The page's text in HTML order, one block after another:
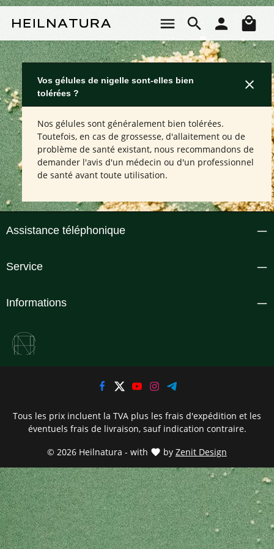
Vos gélules de nigelle sont-elles bien
tolérées ?
Nos gélules sont généralement bien tolérées.
Toutefois, en cas de grossesse, d'allaitement ou de
problème de santé existant, nous recommandons de
demander l'avis d'un médecin ou d'un professionnel
de santé avant toute utilisation.
Assistance téléphonique
Service
Informations
© 2026 Heilnatura - with by Zenit Design
Tous les prix incluent la TVA plus les frais d'expédition et les
éventuels frais de livraison, sauf indication contraire.